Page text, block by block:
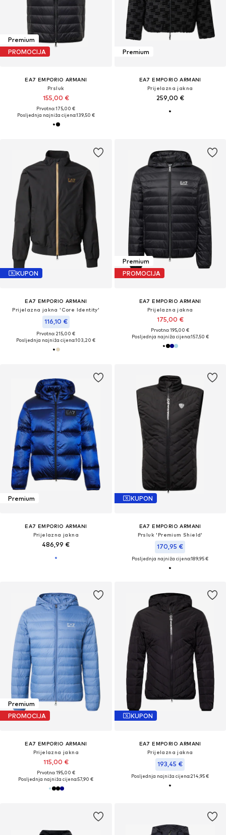
Premium
PROMOCIJA
EA7 EMPORIO ARMANI
Prsluk
155,00 €
Prvotno: 175,00 €
Posljednja najniža cijena:139,50 €
Premium
EA7 EMPORIO ARMANI
Prijelazna jakna
259,00 €
KUPON
EA7 EMPORIO ARMANI
Prijelazna jakna 'Core Identity'
116,10 €
Prvotno: 215,00 €
Posljednja najniža cijena:103,20 €
Premium
PROMOCIJA
EA7 EMPORIO ARMANI
Prijelazna jakna
175,00 €
Prvotno: 195,00 €
Posljednja najniža cijena:157,50 €
Premium
EA7 EMPORIO ARMANI
Prijelazna jakna
486,99 €
KUPON
EA7 EMPORIO ARMANI
Prsluk 'Premium Shield'
170,95 €
Posljednja najniža cijena:189,95 €
Premium
PROMOCIJA
EA7 EMPORIO ARMANI
Prijelazna jakna
115,00 €
Prvotno: 195,00 €
Posljednja najniža cijena:57,90 €
KUPON
EA7 EMPORIO ARMANI
Prijelazna jakna
193,45 €
Posljednja najniža cijena:214,95 €